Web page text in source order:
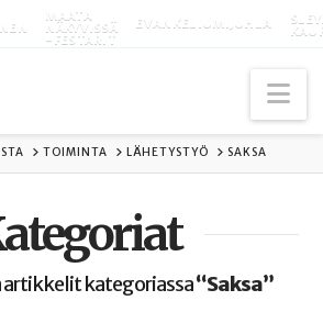
MAATA
NÄKYVISSÄ
-FESTARIT
EVANKELIUMIJUHLA
TOIMINTA LÄHETYSTYÖ SAKSA
kategoriassa“Saksa”